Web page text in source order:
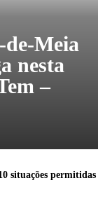
de-Meia
nesta
–
situações permitidas